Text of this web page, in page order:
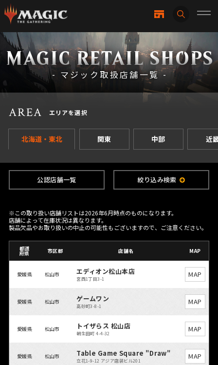
MAGIC RETAIL SHOPS
- マジック取扱店舗一覧 -
AREA エリアを選択
北海道・東北 関東 中部 近
絞り込み検索
公認店舗一覧
※この取り扱い店舗リストは2026年6月時点のものになります。
店舗によって在庫状況は異なります。
製品欠品やお取り扱いの中止の可能性もございますので、ご注意ください。
都道
府県 市区郡 店舗名 MAP
愛媛県 松山市 エディオン松山本店
宮西1丁目3-1
MAP
愛媛県 松山市 ゲームワン
高砂町3-8-1
MAP
愛媛県 松山市 トイザらス 松山店
朝生田町 4-4-32
MAP
愛媛県 松山市 Table Game Square "Draw"
立花1-9-12 アジア店装ビル201
MAP